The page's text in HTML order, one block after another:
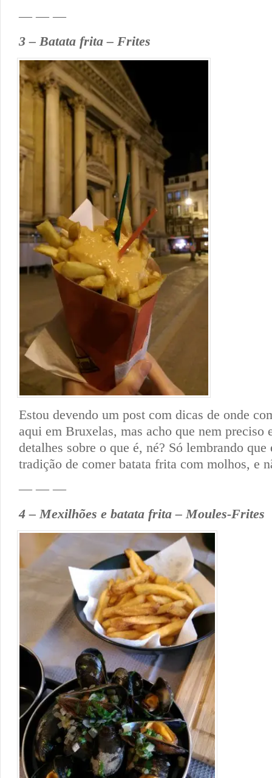
— — —
3 – Batata frita – Frites
Estou devendo um post com dicas de onde
aqui em Bruxelas, mas acho que nem preciso
detalhes sobre o que é, né? Só lembrando que
tradição de comer batata frita com molhos, e
— — —
4 – Mexilhões e batata frita – Moules-Frites